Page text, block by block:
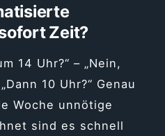
Zeit?
14 Uhr?“ – „Nein,
10 Uhr?“ Genau
Woche unnötige
sind es schnell